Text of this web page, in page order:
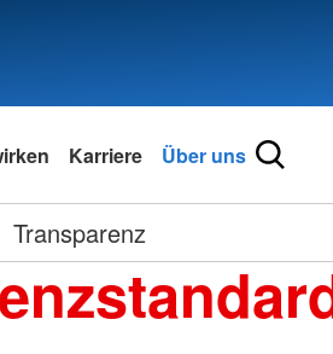
Karriere Über uns
Transparenz